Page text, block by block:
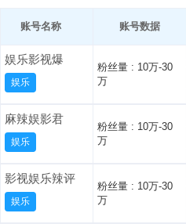
账号名称 账号数据
娱乐影视爆
娱乐
粉丝量 : 10万-30
万
麻辣娱影君
娱乐
粉丝量 : 10万-30
万
影视娱乐辣评
娱乐
粉丝量 : 10万-30
万